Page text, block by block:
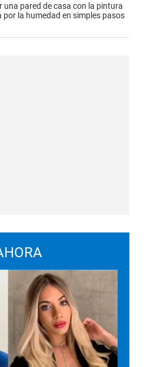
una pared de casa con la pintura
por la humedad en simples pasos